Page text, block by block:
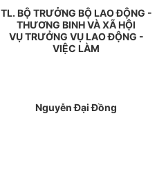
TL. BỘ TRƯỞNG BỘ LAO ĐỘNG -
THƯƠNG BINH VÀ XÃ HỘI
VỤ TRƯỞNG VỤ LAO ĐỘNG -
VIỆC LÀM
Nguyễn Đại Đồng